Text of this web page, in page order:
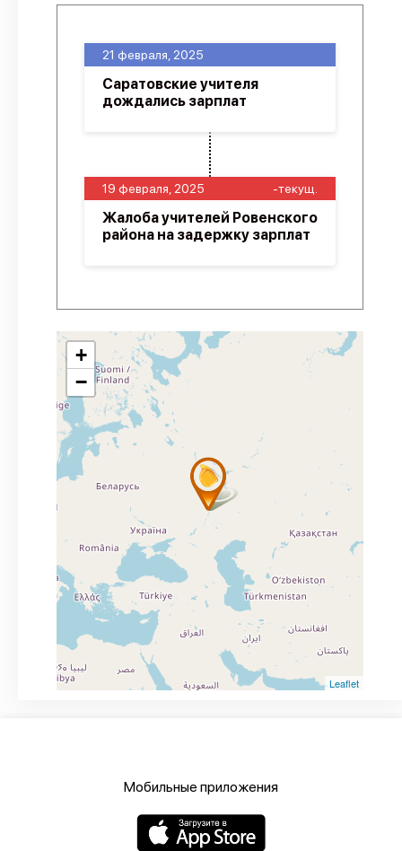
19 февраля, 2025 -текущ.
Жалоба учителей Ровенского
района на задержку зарплат
21 февраля, 2025
Саратовские учителя
дождались зарплат
+
−
Leaflet
Мобильные приложения